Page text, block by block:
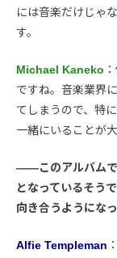
には音楽だけじゃ
す。
Michael Kaneko
ですね。音楽業界
てしまうので、特
一緒にいることが
――このアルバムで
となっているそう
向き合うようにな
Alfie Templeman